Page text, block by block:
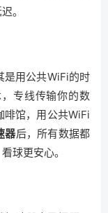
。
是用公共WiFi的时
专线传输你的数
啡馆，用公共WiFi
器后，所有数据都
球更安心。